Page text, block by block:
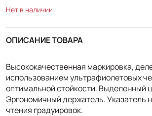
Нет в наличии
ОПИСАНИЕ ТОВАРА
Высококачественная маркировка,
использованием ультрафиолетовых
оптимальной стойкости. Выделенный
Эргономичный держатель. Указатель
чтения градуировок.